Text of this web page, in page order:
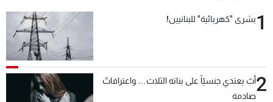
1بشرى "كهربائية" للبنانيين!
2أبٌ يعتدي جنسيّاً على بناته الثلاث… واعترافاتٌ
صادمة